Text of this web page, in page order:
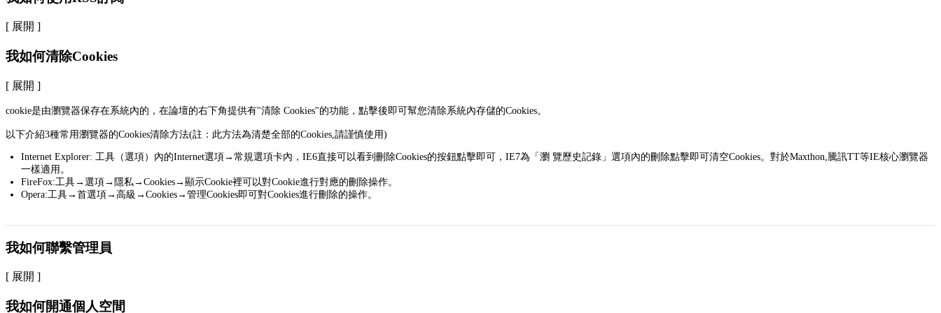
[ 展開 ]
我如何清除Cookies
[ 展開 ]
cookie是由瀏覽器保存在系統內的，在論壇的右下角提供有"清除 Cookies"的功能，點擊後即可幫您清除系統內存儲的Cookies。
以下介紹3種常用瀏覽器的Cookies清除方法(註：此方法為清楚全部的Cookies,請謹慎使用)
Internet Explorer: 工具（選項）內的Internet選項→常規選項卡內，IE6直接可以看到刪除Cookies的按鈕點擊即可，IE7為「瀏 覽歷史記錄」選項內的刪除點擊即可清空Cookies。對於Maxthon,騰訊TT等IE核心瀏覽器
一樣適用。
FireFox:工具→選項→隱私→Cookies→顯示Cookie裡可以對Cookie進行對應的刪除操作。
Opera:工具→首選項→高級→Cookies→管理Cookies即可對Cookies進行刪除的操作。
我如何聯繫管理員
[ 展開 ]
我如何開通個人空間